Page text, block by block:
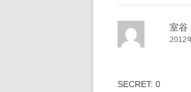
室谷
2012
SECRET: 0